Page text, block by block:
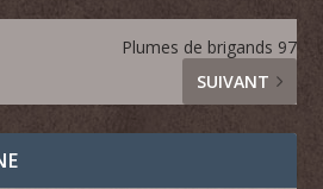
Plumes de brigands 97
SUIVANT